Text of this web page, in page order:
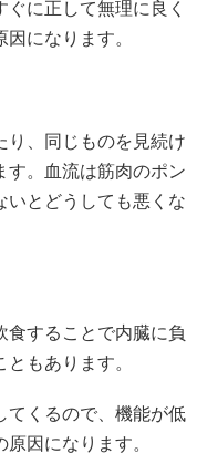
に正して無理に良く
になります。
り、同じものを見続け
す。血流は筋肉のポン
いとどうしても悪くな
食することで内臓に負
もあります。
てくるので、機能が低
因になります。